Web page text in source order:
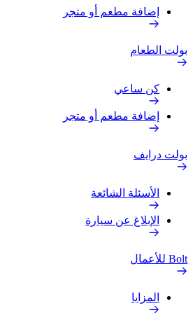
إضافة مطعم أو متجر
بولت الطعام
كن ساعي
إضافة مطعم أو متجر
بولت درايف
الأسئلة الشائعة
الإبلاغ عن سيارة
Bolt للأعمال
المزايا